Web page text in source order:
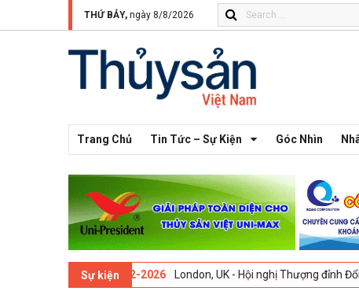
THỨ BẢY, ngày 8/8/2026
Trang Chủ Tin Tức – Sự Kiện Góc Nhìn
Sự kiện
09-02-2026 London, UK - Hội nghị Thượng đỉnh Đổi mới Sáng